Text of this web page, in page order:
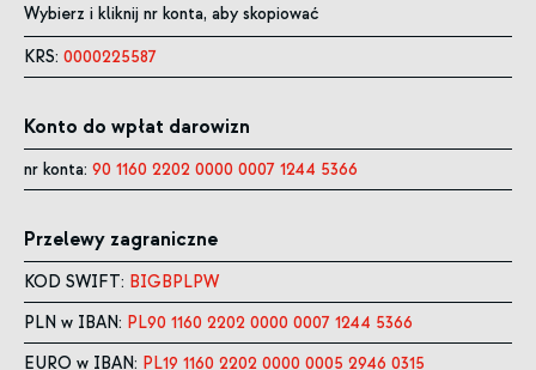
Wybierz i kliknij nr konta, aby skopiować
KRS: 0000225587
Konto do wpłat darowizn
nr konta: 90 1160 2202 0000 0007 1244 5366
Przelewy zagraniczne
KOD SWIFT: BIGBPLPW
PLN w IBAN: PL90 1160 2202 0000 0007 1244 5366
EURO w IBAN: PL19 1160 2202 0000 0005 2946 0315